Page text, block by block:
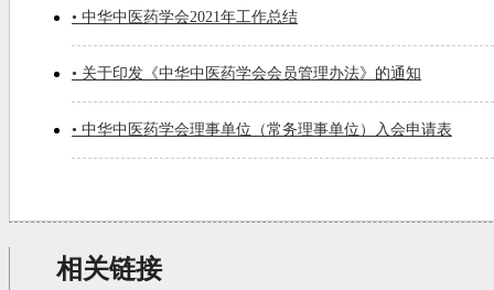
• 中华中医药学会2021年工作总结
• 关于印发《中华中医药学会会员管理办法》的通知
• 中华中医药学会理事单位（常务理事单位）入会申请表
相关链接